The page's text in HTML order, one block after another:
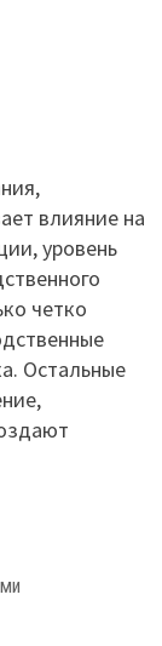
влияние на
уровень
четко
Остальные